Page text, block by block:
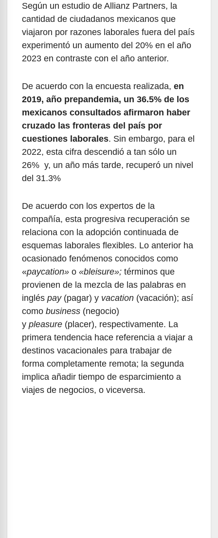
Según un estudio de Allianz Partners, la
cantidad de ciudadanos mexicanos que
viajaron por razones laborales fuera del país
experimentó un aumento del 20% en el año
2023 en contraste con el año anterior.
De acuerdo con la encuesta realizada, en
2019, año prepandemia, un 36.5% de los
mexicanos consultados afirmaron haber
cruzado las fronteras del país por
cuestiones laborales. Sin embargo, para el
2022, esta cifra descendió a tan sólo un
26% y, un año más tarde, recuperó un nivel
del 31.3%
De acuerdo con los expertos de la
compañía, esta progresiva recuperación se
relaciona con la adopción continuada de
esquemas laborales flexibles. Lo anterior ha
ocasionado fenómenos conocidos como
«paycation» o «bleisure»; términos que
provienen de la mezcla de las palabras en
inglés pay (pagar) y vacation (vacación); así
como business (negocio)
y pleasure (placer), respectivamente. La
primera tendencia hace referencia a viajar a
destinos vacacionales para trabajar de
forma completamente remota; la segunda
implica añadir tiempo de esparcimiento a
viajes de negocios, o viceversa.